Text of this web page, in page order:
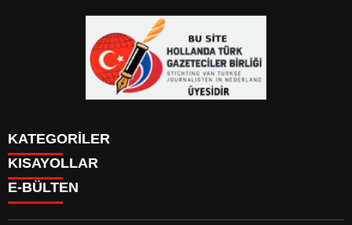
KATEGORİLER
YAZARLAR
PUAN DURUMU
KISAYOLLAR
KAYIT OL
GİRİŞ YAP
E-BÜLTEN